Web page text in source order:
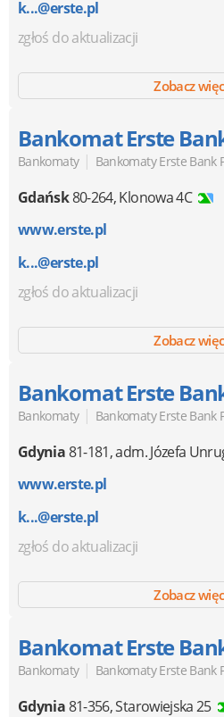
k...@erste.pl
zgłoś do aktualizacji
Zobacz
Bankomat Erste
Bankomaty | Bankomaty Erste Bank
Gdańsk80-264,Klonowa 4C
www.erste.pl
k...@erste.pl
zgłoś do aktualizacji
Zobacz
Bankomat Erste
Bankomaty | Bankomaty Erste Bank
Gdynia81-181,adm. Józefa
www.erste.pl
k...@erste.pl
zgłoś do aktualizacji
Zobacz
Bankomat Erste
Bankomaty | Bankomaty Erste Bank
Gdynia81-356,Starowiejska 25